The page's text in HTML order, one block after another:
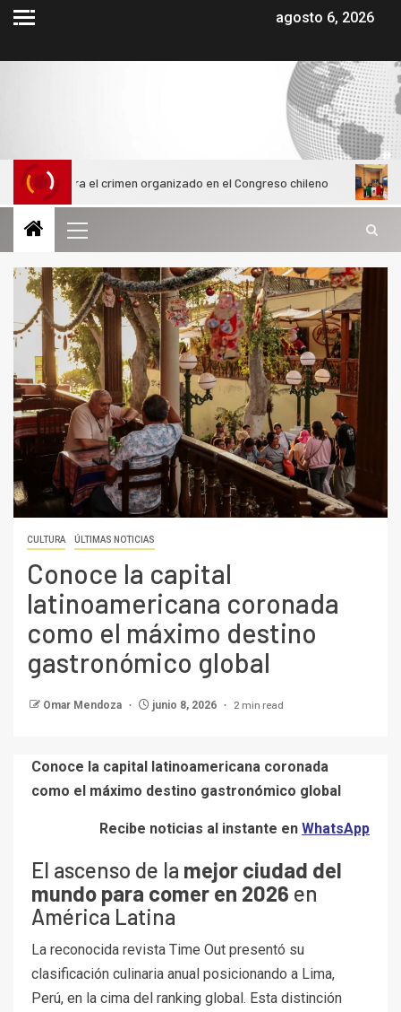
agosto 6, 2026
el crimen organizado en el Congreso chileno
CULTURA ÚLTIMAS NOTICIAS
Conoce la capital
latinoamericana coronada
como el máximo destino
gastronómico global
Omar Mendoza junio 8, 2026 2 min read
Conoce la capital latinoamericana coronada
como el máximo destino gastronómico global
Recibe noticias al instante en WhatsApp
El ascenso de la mejor ciudad del
mundo para comer en 2026 en
América Latina
La reconocida revista Time Out presentó su
clasificación culinaria anual posicionando a Lima,
Perú, en la cima del ranking global. Esta distinción